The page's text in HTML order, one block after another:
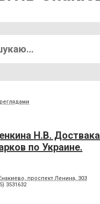
Н.В.
по Украине.
проспект Ленина, 303
3531632